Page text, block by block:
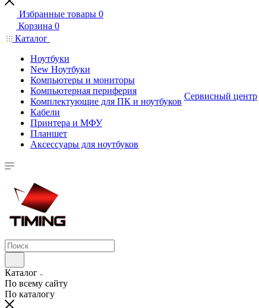
Избранные товары 0
Корзина 0
Каталог
Ноутбуки
New Ноутбуки
Компьютеры и мониторы
Компьютерная периферия
Комплектующие для ПК и ноутбуков
Кабели
Принтера и МФУ
Планшет
Аксессуары для ноутбуков
Сервисный центр
Каталог
По всему сайту
По каталогу